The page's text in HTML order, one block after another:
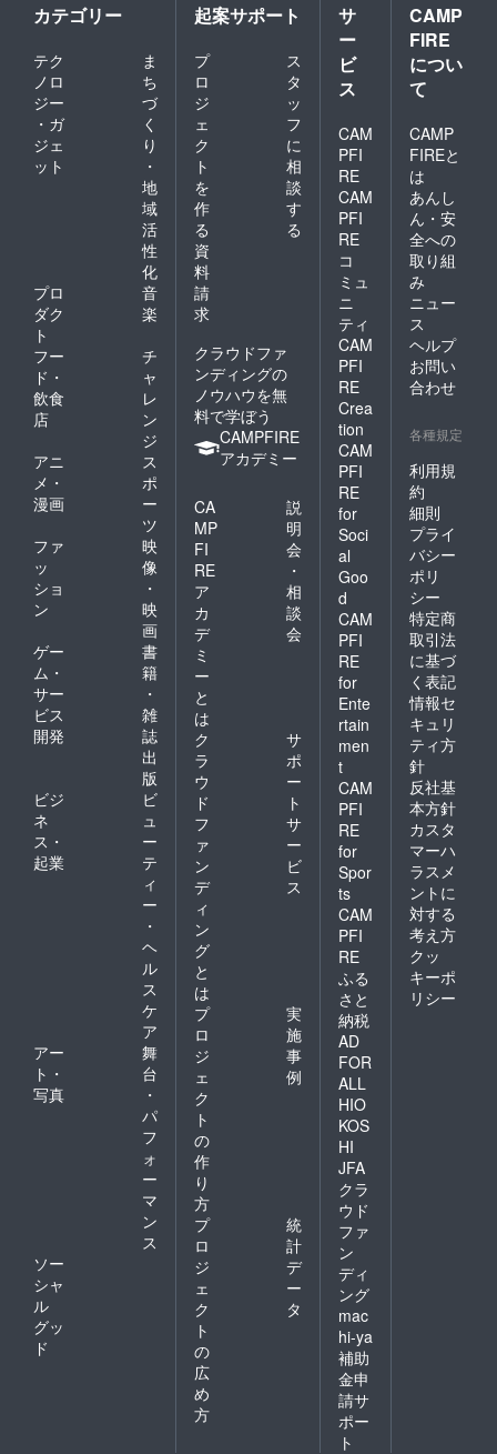
カテゴリー
テク
ノロ
ジー
・ガ
ジェ
ット
ま
ち
づ
く
り
・
地
域
活
性
化
プロ
ダク
ト
音
楽
フー
ド・
飲食
店
チ
ャ
レ
ン
ジ
アニ
メ・
漫画
ス
ポ
ー
ツ
ファ
ッ
ショ
ン
映
像
・
映
画
ゲー
ム・
サー
ビス
開発
書
籍
・
雑
誌
出
版
ビジ
ネ
ス・
起業
ビ
ュ
ー
テ
ィ
ー
・
ヘ
ル
ス
ケ
ア
アー
ト・
写真
舞
台
・
パ
フ
ォ
ー
マ
ン
ス
ソー
シャ
ル
グッ
ド
起案サポート
プ
ロ
ジ
ェ
ク
ト
を
作
る
ス
タ
ッ
フ
に
相
談
す
る
資
料
請
求
クラウドファ
ンディングの
ノウハウを無
料で学ぼう
CAMPFIRE
アカデミー
CA
MP
FI
RE
ア
カ
デ
ミ
ー
と
は
説
明
会
・
相
談
会
ク
ラ
ウ
ド
フ
ァ
ン
デ
ィ
ン
グ
と
は
サ
ポ
ー
ト
サ
ー
ビ
ス
プ
ロ
ジ
ェ
ク
ト
の
作
り
方
実
施
事
例
プ
ロ
ジ
ェ
ク
ト
の
広
め
方
統
計
デ
ー
タ
サ
ー
ビ
ス
CAM
PFI
RE
CAM
PFI
RE
コ
ミュ
ニ
ティ
CAM
PFI
RE
Crea
tion
CAM
PFI
RE
for
Soci
al
Goo
d
CAM
PFI
RE
for
Ente
rtain
men
t
CAM
PFI
RE
for
Spor
ts
CAM
PFI
RE
ふる
さと
納税
AD
FOR
ALL
HIO
KOS
HI
JFA
クラ
ウド
ファ
ン
ディ
ング
mac
hi-ya
補助
金申
請サ
ポー
ト
CAMP
FIRE
につい
て
CAMP
FIREと
は
あんし
ん・安
全への
取り組
み
ニュー
ス
ヘルプ
お問い
合わせ
各種規定
利用規
約
細則
プライ
バシー
ポリ
シー
特定商
取引法
に基づ
く表記
情報セ
キュリ
ティ方
針
反社基
本方針
カスタ
マーハ
ラスメ
ントに
対する
考え方
クッ
キーポ
リシー